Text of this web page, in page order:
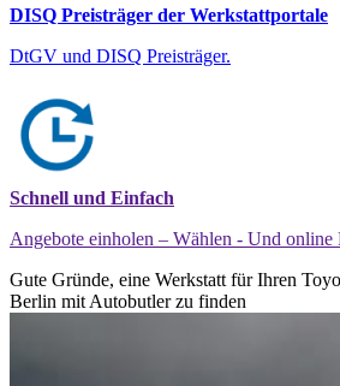
DISQ Preisträger der Werkstattportale
DtGV und DISQ Preisträger.
Schnell und Einfach
Angebote einholen – Wählen - Und online
Gute Gründe, eine Werkstatt für Ihren
Berlin mit Autobutler zu finden